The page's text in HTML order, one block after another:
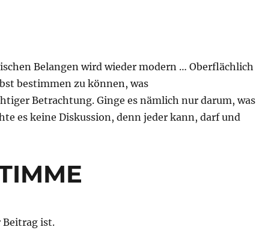
Belangen wird wieder modern … Oberflächlich
bestimmen zu können, was
Betrachtung. Ginge es nämlich nur darum, was
es keine Diskussion, denn jeder kann, darf und
Beitrag ist.